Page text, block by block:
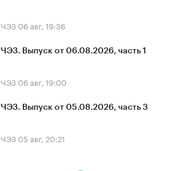
ЧЭЗ 06 авг, 19:36
ЧЭЗ. Выпуск от 06.08.2026, часть 1
ЧЭЗ 06 авг, 19:00
ЧЭЗ. Выпуск от 05.08.2026, часть 3
ЧЭЗ 05 авг, 20:21